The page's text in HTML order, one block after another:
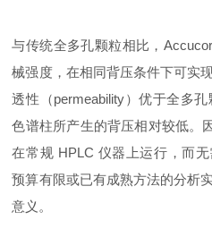
与传统全多孔颗粒相比，
械强度，在相同背压条件下可实
透性（permeability）优于全多
色谱柱所产生的背压相对较低。
在常规 HPLC 仪器上运行，而
预算有限或已有成熟方法的分析
意义。